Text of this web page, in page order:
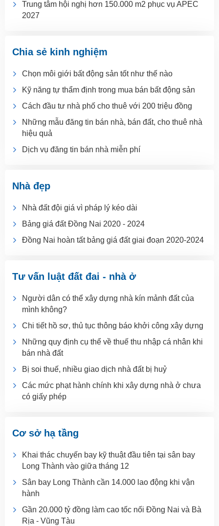
Trung tâm hội nghị hơn 150.000 m2 phục vụ APEC
2027
Chia sẻ kinh nghiệm
Chọn môi giới bất động sản tốt như thế nào
Kỹ năng tự thẩm định trong mua bán bất động sản
Cách đầu tư nhà phố cho thuê với 200 triệu đồng
Những mẫu đăng tin bán nhà, bán đất, cho thuê nhà
hiệu quả
Dịch vụ đăng tin bán nhà miễn phí
Nhà đẹp
Nhà đất đội giá vì pháp lý kéo dài
Bảng giá đất Đồng Nai 2020 - 2024
Đồng Nai hoàn tất bảng giá đất giai đoạn 2020-2024
Tư vấn luật đất đai - nhà ở
Người dân có thể xây dựng nhà kín mảnh đất của
mình không?
Chi tiết hồ sơ, thủ tục thông báo khởi công xây dựng
Những quy định cụ thể về thuế thu nhập cá nhân khi
bán nhà đất
Bị soi thuế, nhiều giao dịch nhà đất bị huỷ
Các mức phạt hành chính khi xây dựng nhà ở chưa
có giấy phép
Cơ sở hạ tầng
Khai thác chuyến bay kỹ thuật đầu tiên tại sân bay
Long Thành vào giữa tháng 12
Sân bay Long Thành cần 14.000 lao động khi vận
hành
Gần 20.000 tỷ đồng làm cao tốc nối Đồng Nai và Bà
Rịa - Vũng Tàu